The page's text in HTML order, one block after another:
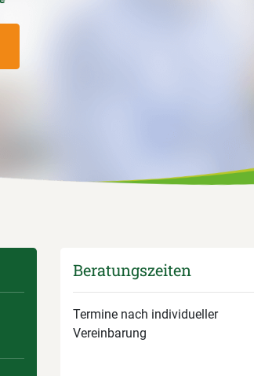
Beratungszeiten
Termine nach individueller
Vereinbarung